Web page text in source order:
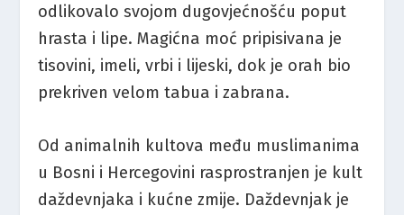
odlikovalo svojom dugovjećnošću poput
hrasta i lipe. Magićna moć pripisivana je
tisovini, imeli, vrbi i lijeski, dok je orah bio
prekriven velom tabua i zabrana.
Od animalnih kultova među muslimanima
u Bosni i Hercegovini rasprostranjen je kult
daždevnjaka i kućne zmije. Daždevnjak je